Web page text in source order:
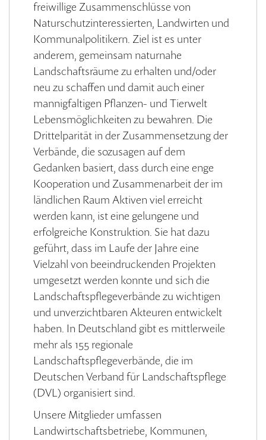
freiwillige Zusammenschlüsse von
Naturschutzinteressierten, Landwirten und
Kommunalpolitikern. Ziel ist es unter
anderem, gemeinsam naturnahe
Landschaftsräume zu erhalten und/oder
neu zu schaffen und damit auch einer
mannigfaltigen Pflanzen- und Tierwelt
Lebensmöglichkeiten zu bewahren. Die
Drittelparität in der Zusammensetzung der
Verbände, die sozusagen auf dem
Gedanken basiert, dass durch eine enge
Kooperation und Zusammenarbeit der im
ländlichen Raum Aktiven viel erreicht
werden kann, ist eine gelungene und
erfolgreiche Konstruktion. Sie hat dazu
geführt, dass im Laufe der Jahre eine
Vielzahl von beeindruckenden Projekten
umgesetzt werden konnte und sich die
Landschaftspflegeverbände zu wichtigen
und unverzichtbaren Akteuren entwickelt
haben. In Deutschland gibt es mittlerweile
mehr als 155 regionale
Landschaftspflegeverbände, die im
Deutschen Verband für Landschaftspflege
(DVL) organisiert sind.
Unsere Mitglieder umfassen
Landwirtschaftsbetriebe, Kommunen,